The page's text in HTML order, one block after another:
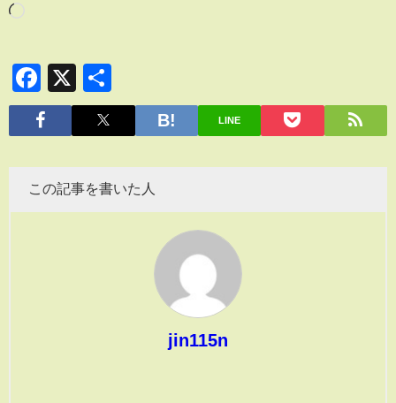
Facebook
X
有
LINE
この記事を書いた人
jin115n